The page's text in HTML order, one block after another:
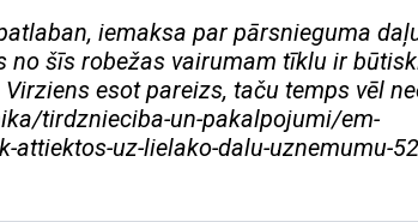
iemaksa par pārsnieguma
šīs robežas vairumam tīklu ir
esot pareizs, taču temps vēl
tirdznieciba-un-pakalpojumi/em-
uz-lielako-dalu-uznemumu-